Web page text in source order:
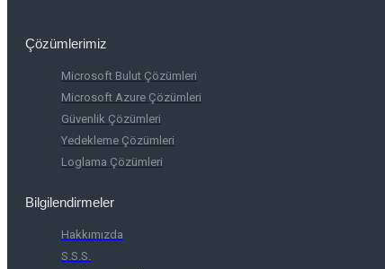
Çözümlerimiz
Microsoft Bulut Çözümleri
Microsoft Azure Çözümleri
Güvenlik Çözümleri
Yedekleme Çözümleri
Loglama Çözümleri
Bilgilendirmeler
Hakkımızda
S.S.S.